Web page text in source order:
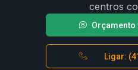
centros
Orçamento
Ligar: